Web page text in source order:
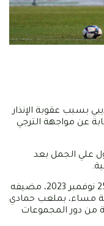
بسبب عقوبة الإنذار
عن مواجهة الترجي
علي الجمل بعد
ويواجه نادي جوهرة الساحل، غدا السبت 25 نوفمبر 2023، مضيفه
مساء، بملعب حمادي
من دور المجموعات